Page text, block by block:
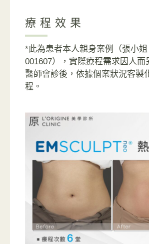
療程效果
*此為患者本人親身案例（張小姐
001607），實際療程需求因人而
醫師會診後，依據個案狀況客製
程。